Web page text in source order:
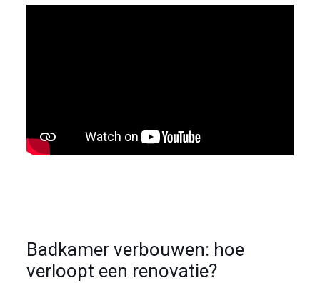
Badkamer verbouwen: hoe
verloopt een renovatie?